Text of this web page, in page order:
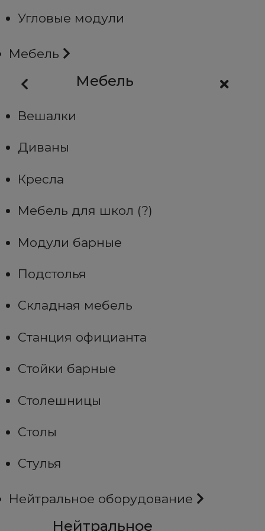
Угловые модули
Мебель
Мебель
Вешалки
Диваны
Кресла
Мебель для школ (?)
Модули барные
Подстолья
Складная мебель
Станция официанта
Стойки барные
Столешницы
Столы
Стулья
Нейтральное оборудование
Нейтральное